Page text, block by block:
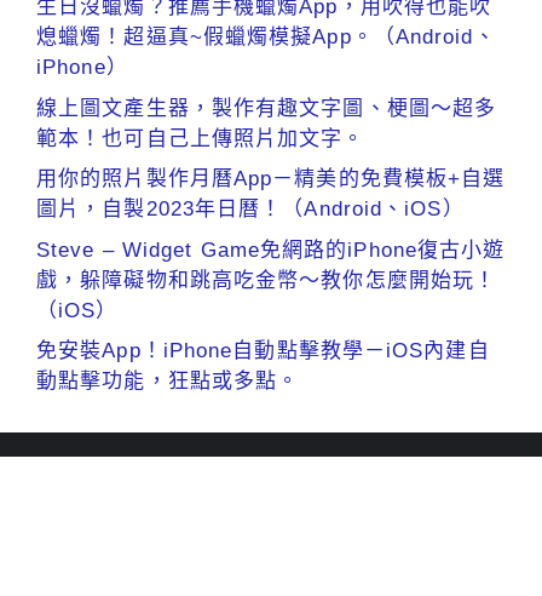
生日沒蠟燭？推薦手機蠟燭App，用吹得也能吹
熄蠟燭！超逼真~假蠟燭模擬App。（Android、
iPhone）
線上圖文產生器，製作有趣文字圖、梗圖～超多
範本！也可自己上傳照片加文字。
用你的照片製作月曆App－精美的免費模板+自選
圖片，自製2023年日曆！（Android、iOS）
Steve – Widget Game免網路的iPhone復古小遊
戲，躲障礙物和跳高吃金幣～教你怎麼開始玩！
（iOS）
免安裝App！iPhone自動點擊教學－iOS內建自
動點擊功能，狂點或多點。